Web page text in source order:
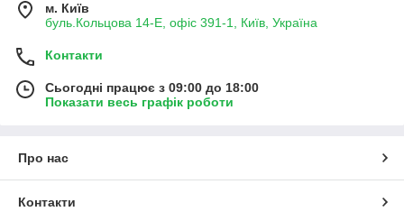
м. Київ
буль.Кольцова 14-Е, офіс 391-1, Київ, Україна
Контакти
Сьогодні працює з 09:00 до 18:00
Показати весь графік роботи
Про нас
Контакти